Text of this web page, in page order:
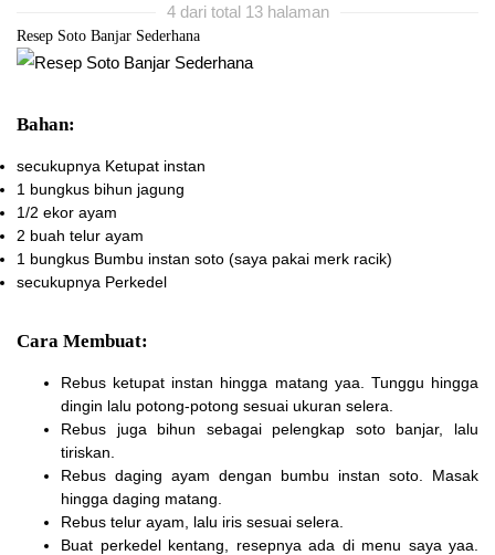
4 dari total 13 halaman
Resep Soto Banjar Sederhana
Bahan:
secukupnya Ketupat instan
1 bungkus bihun jagung
1/2 ekor ayam
2 buah telur ayam
1 bungkus Bumbu instan soto (saya pakai merk racik)
secukupnya Perkedel
Cara Membuat:
Rebus ketupat instan hingga matang yaa. Tunggu hingga
dingin lalu potong-potong sesuai ukuran selera.
Rebus juga bihun sebagai pelengkap soto banjar, lalu
tiriskan.
Rebus daging ayam dengan bumbu instan soto. Masak
hingga daging matang.
Rebus telur ayam, lalu iris sesuai selera.
Buat perkedel kentang, resepnya ada di menu saya yaa.